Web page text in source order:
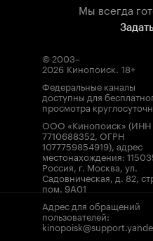
Мы всегда
© 2003–
2026 Кинопоиск. 18+
Федеральные каналы
доступны для
просмотра
ООО «Кинопоиск» (ИНН
7710688352, ОГРН
1077759854919), адрес
местонахождения:
Россия, г. Москва, ул.
Садовническая, д. 82,
пом. 9А01
Адрес для обращений
пользователей: